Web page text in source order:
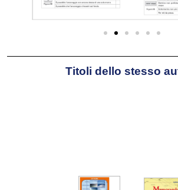
Titoli dello stesso